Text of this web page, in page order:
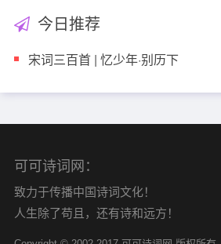
今日推荐
宋词三百首 | 忆少年·别历下
可可诗词网：
致力于传播中国诗词文化！
人生除了苟且，还有诗和远方！